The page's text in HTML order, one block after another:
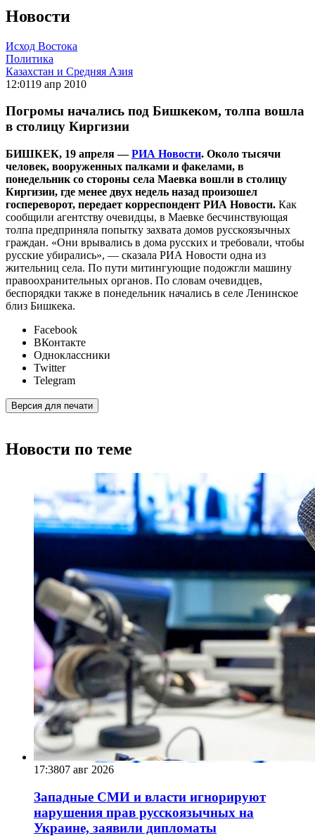
Новости
Исход Востока
Политика
Казахстан и Средняя Азия
12:0119 апр 2010
Погромы начались под Бишкеком, толпа вошла
в столицу Киргизии
БИШКЕК, 19 апреля —РИА Новости. Около тысячи
человек, вооруженных палками и факелами, в
понедельник со стороны села Маевка вошли в столицу
Киргизии, где менее двух недель назад произошел
госпереворот, передает корреспондент РИА Новости. Как
сообщили агентству очевидцы, в Маевке бесчинствующая
толпа предприняла попытку захвата домов русскоязычных
граждан. «Они врывались в дома русских и требовали, чтобы
русские убирались», — сказала РИА Новости одна из
жительниц села. По пути митингующие подожгли машину
правоохранительных органов. По словам очевидцев,
беспорядки также в понедельник начались в селе Ленинское
близ Бишкека.
Facebook
ВКонтакте
Одноклассники
Twitter
Telegram
Версия для печати
Новости по теме
17:3807 авг 2026
Западные СМИ и власти игнорируют
нарушения прав русскоязычных на
Украине, заявили дипломаты